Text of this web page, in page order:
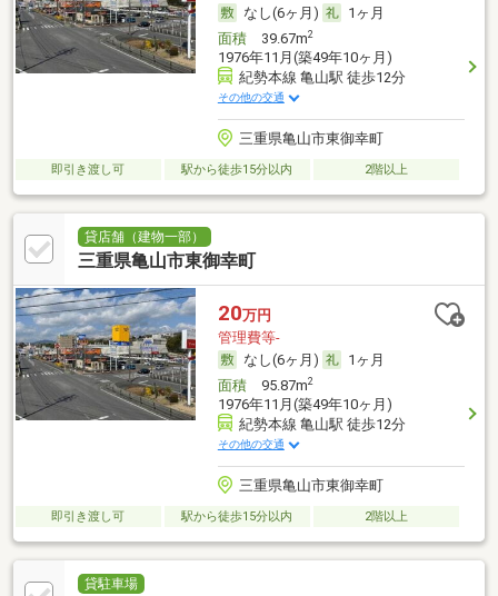
なし(6ヶ月)
1ヶ月
面積39.67m2
1976年11月(築49年10ヶ月)
紀勢本線 亀山駅 徒歩12分
その他の交通
三重県亀山市東御幸町
即引き渡し可 駅から徒歩15分以内 2階以上
貸店舗（建物一部）
三重県亀山市東御幸町
20万円
管理費等-
なし(6ヶ月)
1ヶ月
面積95.87m2
1976年11月(築49年10ヶ月)
紀勢本線 亀山駅 徒歩12分
その他の交通
三重県亀山市東御幸町
即引き渡し可 駅から徒歩15分以内 2階以上
貸駐車場